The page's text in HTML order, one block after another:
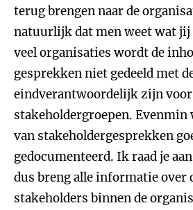
terug brengen naar de
natuurlijk dat men weet wat jij
veel organisaties wordt de
gesprekken niet gedeeld met
eindverantwoordelijk zijn voor
stakeholdergroepen. Evenmin
van stakeholdergesprekken
gedocumenteerd. Ik raad je
dus breng alle informatie over
stakeholders binnen de